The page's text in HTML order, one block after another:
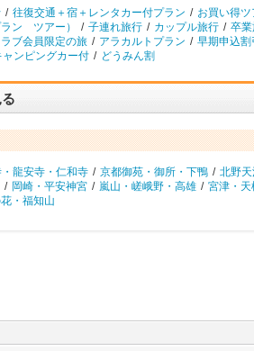
/ 往復交通＋宿＋レンタカー付プラン / お買い得
ン ツアー） / 子連れ旅行 / カップル旅行 / 卒
ブ会員限定の旅 / アラカルトプラン / 早期申込割
ャンピングカー付 / どうみん割
龍安寺・仁和寺 / 京都御苑・御所・下鴨 / 北野
/ 岡崎・平安神宮 / 嵐山・嵯峨野・高雄 / 宮津・天
・福知山